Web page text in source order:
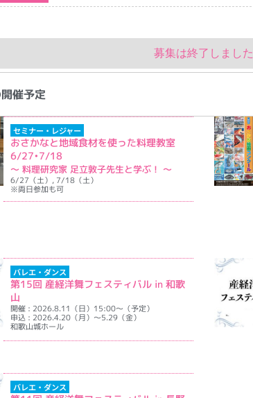
募集は終了しました
催予定
セミナー・レジャー
おさかなと地域食材を使った料理教室
6/27•7/18
〜 料理研究家 足立敦子先生と学ぶ！ 〜
6/27（土）, 7/18（土）
※両日参加も可
バレエ・ダンス
第15回 産経洋舞フェスティバル in 和歌
山
開催 : 2026.8.11（日）15:00～（予定）
申込 : 2026.4.20（月）～5.29（金）
和歌山城ホール
バレエ・ダンス